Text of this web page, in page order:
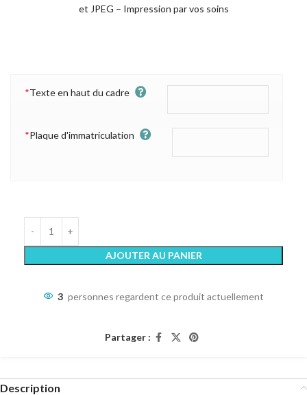
et JPEG – Impression par vos soins
*Texte en haut du cadre
*Plaque d'immatriculation
AJOUTER AU PANIER
3 personnes regardent ce produit actuellement
Partager :
Description